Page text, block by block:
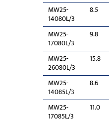
MW25-
14080L/3
8.5
MW25-
17080L/3
9.8
MW25-
26080L/3
15.8
MW25-
14085L/3
8.6
MW25-
17085L/3
11.0